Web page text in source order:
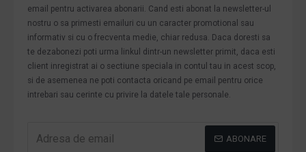
email pentru activarea abonarii. Cand esti abonat la newsletter-ul
nostru o sa primesti emailuri cu un caracter promotional sau
informativ si cu o frecventa medie, chiar redusa. Daca doresti sa
te dezabonezi poti urma linkul dintr-un newsletter primit, daca esti
client inregistrat ai o sectiune speciala in contul tau in acest scop,
si de asemenea ne poti contacta oricand pe email pentru orice
intrebari sau cerinte cu privire la datele tale personale.
ABONARE